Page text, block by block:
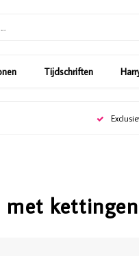
Tijdschriften
met kettingen